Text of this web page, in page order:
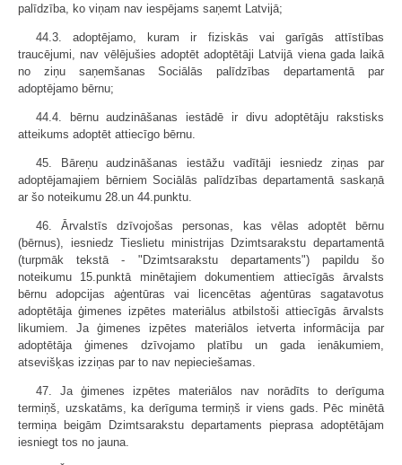
palīdzība, ko viņam nav iespējams saņemt Latvijā;
44.3. adoptējamo, kuram ir fiziskās vai garīgās attīstības
traucējumi, nav vēlējušies adoptēt adoptētāji Latvijā viena gada laikā
no ziņu saņemšanas Sociālās palīdzības departamentā par
adoptējamo bērnu;
44.4. bērnu audzināšanas iestādē ir divu adoptētāju rakstisks
atteikums adoptēt attiecīgo bērnu.
45. Bāreņu audzināšanas iestāžu vadītāji iesniedz ziņas par
adoptējamajiem bērniem Sociālās palīdzības departamentā saskaņā
ar šo noteikumu 28.un 44.punktu.
46. Ārvalstīs dzīvojošas personas, kas vēlas adoptēt bērnu
(bērnus), iesniedz Tieslietu ministrijas Dzimtsarakstu departamentā
(turpmāk tekstā - "Dzimtsarakstu departaments") papildu šo
noteikumu 15.punktā minētajiem dokumentiem attiecīgās ārvalsts
bērnu adopcijas aģentūras vai licencētas aģentūras sagatavotus
adoptētāja ģimenes izpētes materiālus atbilstoši attiecīgās ārvalsts
likumiem. Ja ģimenes izpētes materiālos ietverta informācija par
adoptētāja ģimenes dzīvojamo platību un gada ienākumiem,
atsevišķas izziņas par to nav nepieciešamas.
47. Ja ģimenes izpētes materiālos nav norādīts to derīguma
termiņš, uzskatāms, ka derīguma termiņš ir viens gads. Pēc minētā
termiņa beigām Dzimtsarakstu departaments pieprasa adoptētājam
iesniegt tos no jauna.